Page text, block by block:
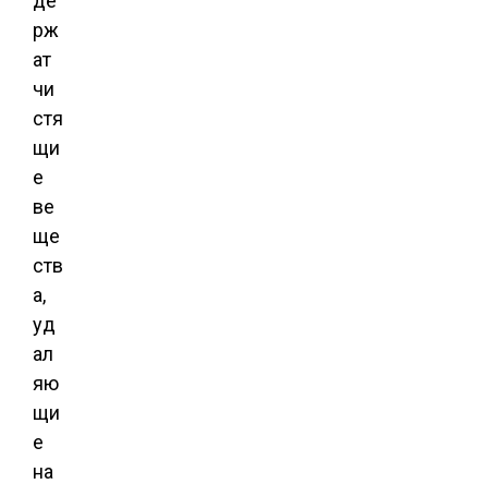
рж
ат
чи
стя
щи
е
ве
ще
ств
а,
уд
ал
яю
щи
е
на